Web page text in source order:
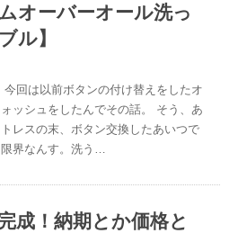
オーバーオール洗っ
ル】
回は以前ボタンの付け替えをしたオ
ッシュをしたんでその話。 そう、あ
レスの末、ボタン交換したあいつで
界なんす。洗う…
成！納期とか価格と